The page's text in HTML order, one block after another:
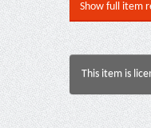
Show full item
This item is